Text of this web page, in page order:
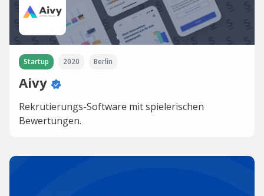
Startup 2020 Berlin
Aivy
Rekrutierungs-Software mit spielerischen
Bewertungen.